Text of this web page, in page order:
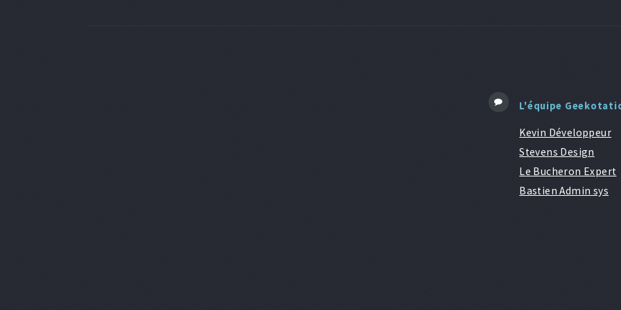
L'équipe
Kevin Développeur
Stevens Design
Le Bucheron Expert
Bastien Admin sys